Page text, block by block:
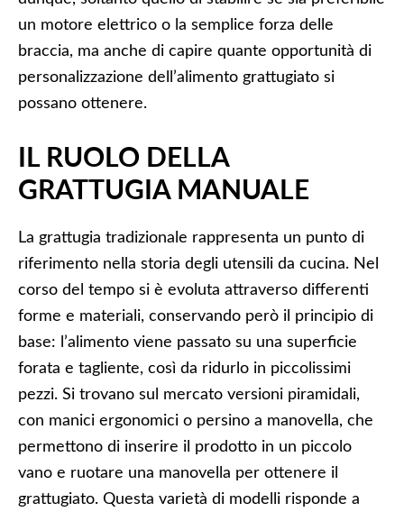
un motore elettrico o la semplice forza delle
braccia, ma anche di capire quante opportunità di
personalizzazione dell’alimento grattugiato si
possano ottenere.
IL RUOLO DELLA
GRATTUGIA MANUALE
La grattugia tradizionale rappresenta un punto di
riferimento nella storia degli utensili da cucina. Nel
corso del tempo si è evoluta attraverso differenti
forme e materiali, conservando però il principio di
base: l’alimento viene passato su una superficie
forata e tagliente, così da ridurlo in piccolissimi
pezzi. Si trovano sul mercato versioni piramidali,
con manici ergonomici o persino a manovella, che
permettono di inserire il prodotto in un piccolo
vano e ruotare una manovella per ottenere il
grattugiato. Questa varietà di modelli risponde a